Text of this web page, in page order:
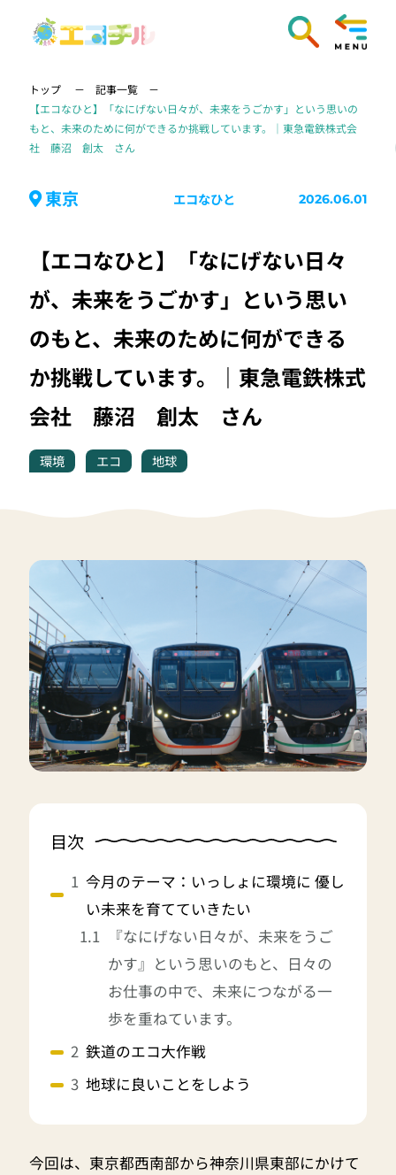
トップ
記事一覧
【エコなひと】「なにげない日々が、未来をうごかす」という思いの
もと、未来のために何ができるか挑戦しています。｜東急電鉄株式会
社 藤沼 創太 さん
東京 エコなひと 2026.06.01
【エコなひと】「なにげない日々
が、未来をうごかす」という思い
のもと、未来のために何ができる
か挑戦しています。｜東急電鉄株式
会社 藤沼 創太 さん
環境 エコ 地球
目次
今月のテーマ：いっしょに環境に 優し
い未来を育てていきたい
『なにげない日々が、未来をうご
かす』という思いのもと、日々の
お仕事の中で、未来につながる一
歩を重ねています。
鉄道のエコ大作戦
地球に良いことをしよう
今回は、東京都西南部から神奈川県東部にかけて